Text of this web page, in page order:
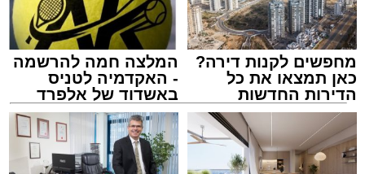
מחפשים לקנות דירה?
כאן תמצאו את כל
הדירות החדשות
למכירה באשדוד >>>
המלצה חמה להרשמה
- האקדמיה לטניס
באשדוד של אלפרד
קריאולנסקי - לילדים